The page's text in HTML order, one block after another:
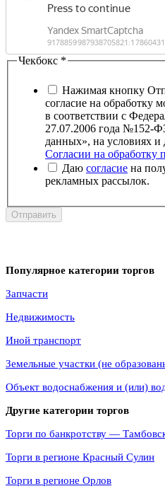
Чекбокс *
Нажимая кнопку
согласие на обработку
в соответствии с
27.07.2006 года №152-
данных», на условиях и
Согласии на обработку
Даю согласие на
рекламных рассылок.
Отправить
Популярное категории торгов
Запчасти
Недвижимость
Иной транспорт
Земельные участки (не
Объект водоснабжения и (или)
Другие категории торгов
Торги по банкротству —
Торги в регионе Красный Сулин
Торги в регионе Орлов